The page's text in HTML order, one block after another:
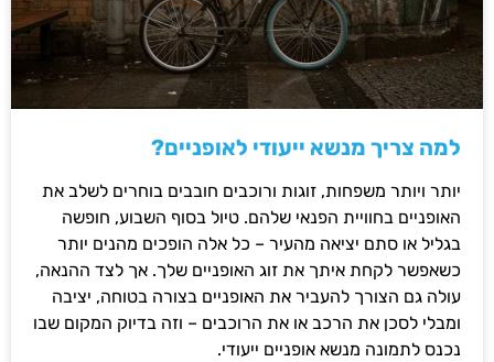
למה צריך מנשא ייעודי לאופניים?
יותר ויותר משפחות, זוגות ורוכבים חובבים בוחרים לשלב את
האופניים בחוויית הפנאי שלהם. טיול בסוף השבוע, חופשה
בגליל או סתם יציאה מהעיר – כל אלה הופכים מהנים יותר
כשאפשר לקחת איתך את זוג האופניים שלך. אך לצד ההנאה,
עולה גם הצורך להעביר את האופניים בצורה בטוחה, יציבה
ומבלי לסכן את הרכב או את הרוכבים – וזה בדיוק המקום שבו
נכנס לתמונה מנשא אופניים ייעודי.